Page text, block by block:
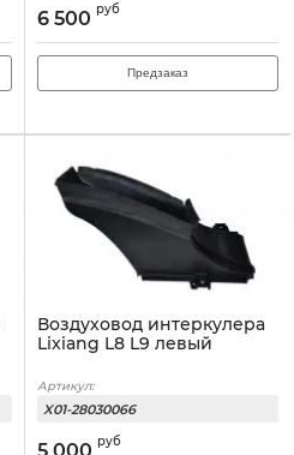
6 500 руб
Предзаказ
Воздуховод интеркулера
Lixiang L8 L9 левый
Артикул:
X01-28030066
руб